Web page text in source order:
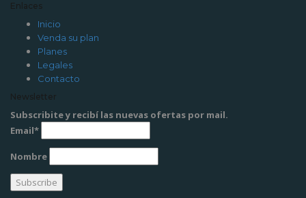
Enlaces
Inicio
Venda su plan
Planes
Legales
Contacto
Newsletter
Subscribite y recibí las nuevas ofertas por mail.
Email*
Nombre